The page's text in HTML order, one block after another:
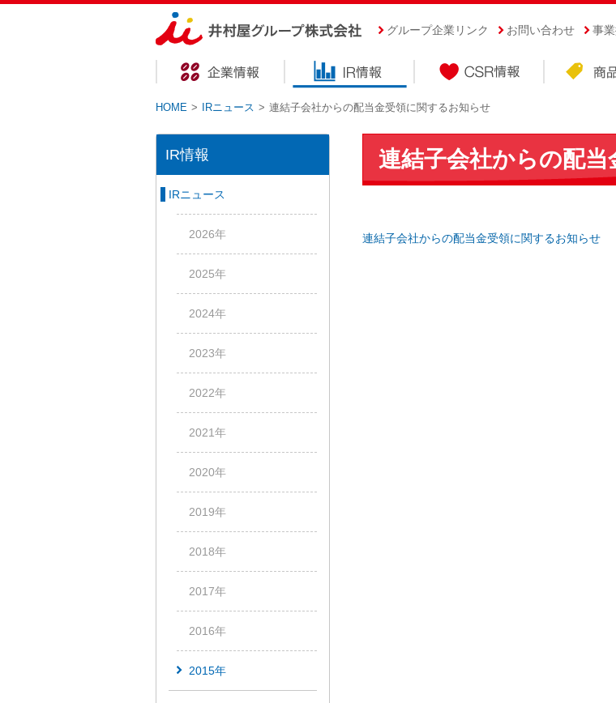
グループ企業リンク お問い合わせ 事
HOME > IRニュース > 連結子会社からの配当金受領に関するお知らせ
連結子会社からの配
連結子会社からの配当金受領に関するお知らせ
IR情報
IRニュース
2026年
2025年
2024年
2023年
2022年
2021年
2020年
2019年
2018年
2017年
2016年
2015年